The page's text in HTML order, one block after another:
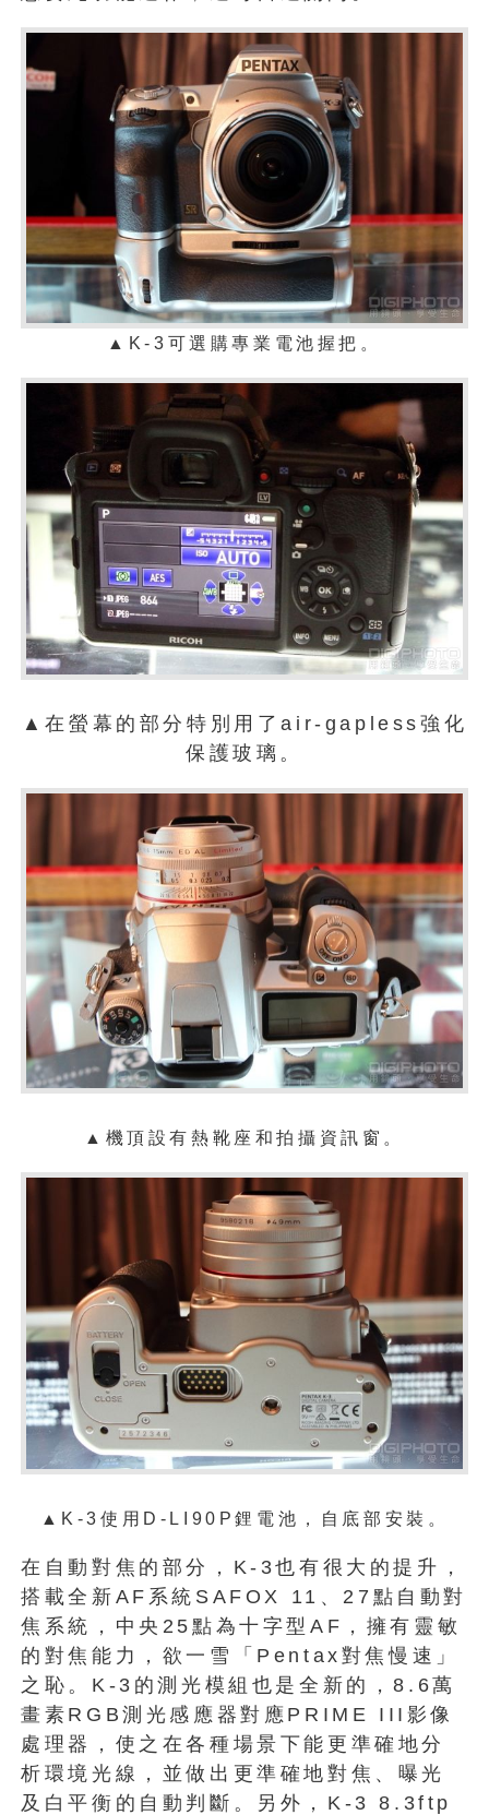
▲K-3可選購專業電池握把。
▲在螢幕的部分特別用了air-gapless強化
保護玻璃。
▲機頂設有熱靴座和拍攝資訊窗。
▲K-3使用D-LI90P鋰電池，自底部安裝。
在自動對焦的部分，K-3也有很大的提升，
搭載全新AF系統SAFOX 11、27點自動對
焦系統，中央25點為十字型AF，擁有靈敏
的對焦能力，欲一雪「Pentax對焦慢速」
之恥。K-3的測光模組也是全新的，8.6萬
畫素RGB測光感應器對應PRIME III影像
處理器，使之在各種場景下能更準確地分
析環境光線，並做出更準確地對焦、曝光
及白平衡的自動判斷。另外，K-3 8.3ftp